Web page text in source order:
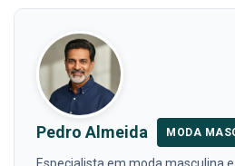
Pedro Almeida MODA